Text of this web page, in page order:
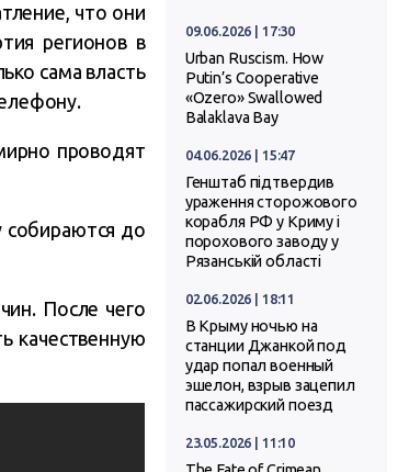
что они
регионов в
сама власть
проводят
собираются до
После чего
качественную
09.06.2026 | 17:30
Urban Ruscism. How
Putin’s Cooperative
«Ozero» Swallowed
Balaklava Bay
04.06.2026 | 15:47
Генштаб підтвердив
ураження сторожового
корабля РФ у Криму і
порохового заводу у
Рязанській області
02.06.2026 | 18:11
В Крыму ночью на
станции Джанкой под
удар попал военный
эшелон, взрыв зацепил
пассажирский поезд
23.05.2026 | 11:10